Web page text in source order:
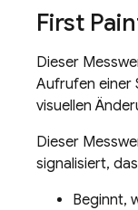
First
Dieser
Aufrufen einer
visuellen
Dieser
signalisiert,
Beginnt,